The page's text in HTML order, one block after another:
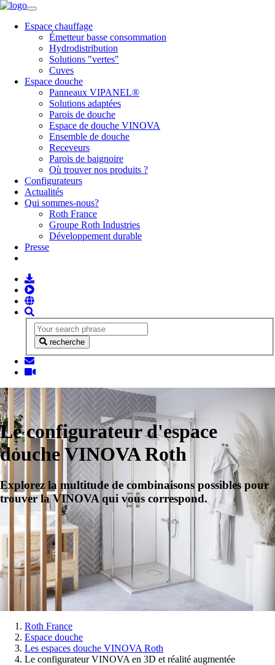
Espace chauffage
Émetteur basse consommation
Hydrodistribution
Solutions "vertes"
Cuves
Espace douche
Panneaux VIPANEL®
Solutions adaptées
Parois de douche
Espace de douche VINOVA
Ensemble de douche
Receveurs
Parois de baignoire
Où trouver nos produits ?
Configurateurs
Actualités
Qui sommes-nous?
Roth France
Groupe Roth Industries
Développement durable
Presse
recherche
Le configurateur d'espace
douche VINOVA Roth
Explorez la multitude de combinaisons possibles pour
trouver la VINOVA qui vous correspond.
Vous
êtes
Roth France
Espace douche
Les espaces douche VINOVA Roth
Le configurateur VINOVA en 3D et réalité augmentée